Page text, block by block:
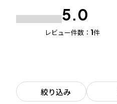
5.0
レビュー件数： 1件
絞り込み